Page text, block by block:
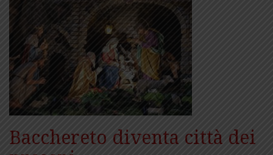
Bacchereto diventa città dei